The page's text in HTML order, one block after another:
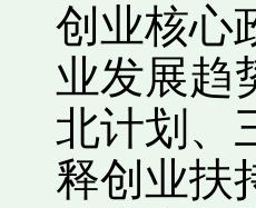
创业核心
业发展趋
北计划、
释创业扶